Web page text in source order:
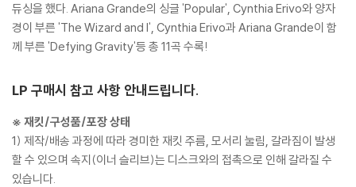
듀싱을 했다. Ariana Grande의 싱글 'Popular', Cynthia Erivo와 양자
경이 부른 'The Wizard and I', Cynthia Erivo과 Ariana Grande이 함
께 부른 'Defying Gravity'등 총 11곡 수록!
LP 구매시 참고 사항 안내드립니다.
※ 재킷/구성품/포장 상태
1) 제작/배송 과정에 따라 경미한 재킷 주름, 모서리 눌림, 갈라짐이 발생
할 수 있으며 속지(이너 슬리브)는 디스크와의 접촉으로 인해 갈라질 수
있습니다.